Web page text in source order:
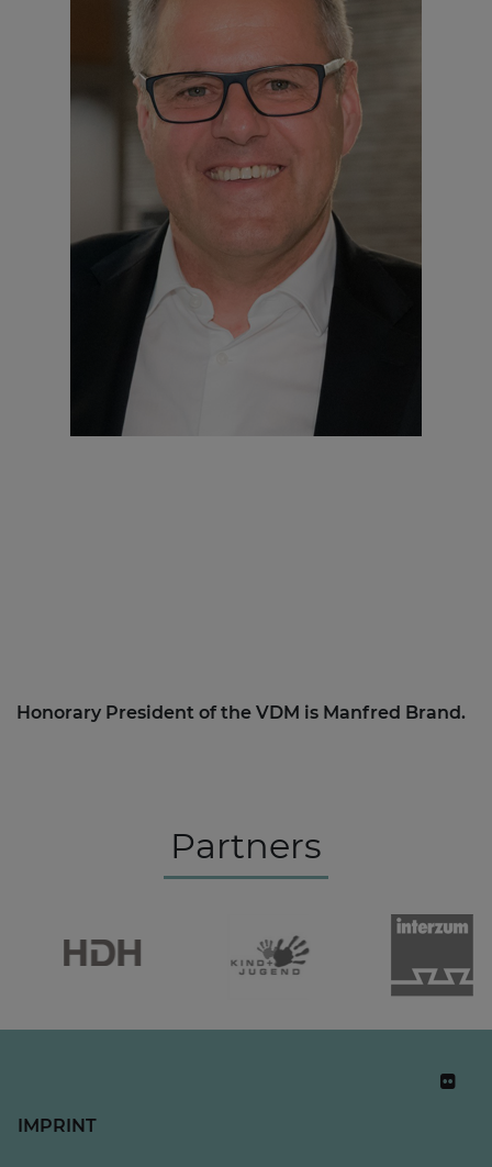
Honorary President of the VDM is Manfred Brand.
Partners
IMPRINT